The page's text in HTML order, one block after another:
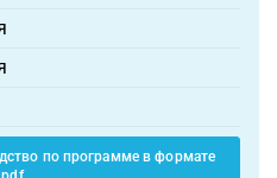
по программе в формате